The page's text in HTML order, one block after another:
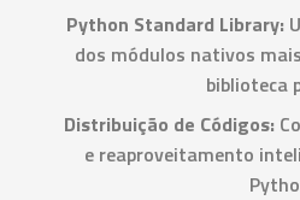
Python Standard Library:
dos módulos nativos
biblioteca
Distribuição de Códigos:
e reaproveitamento